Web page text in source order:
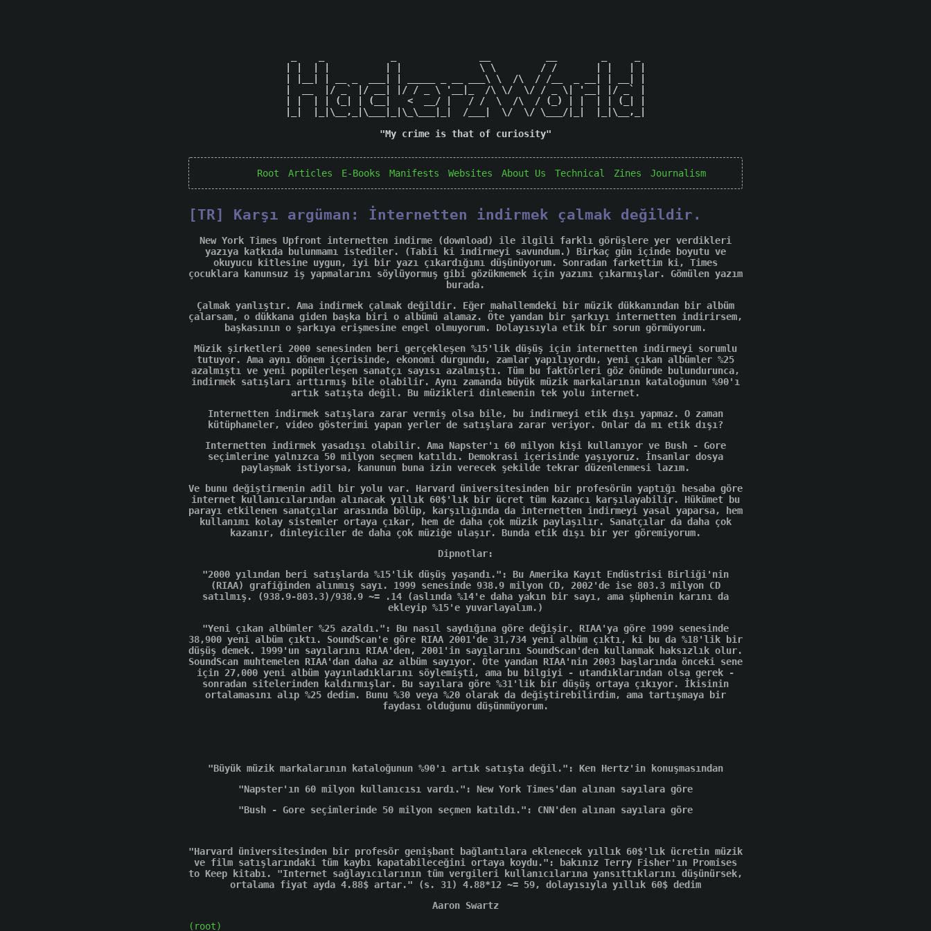
| |  | |          | |              \ \        / /       | |   | |
| |__| | __ _  ___| | _____ _ __ ___\ \  /\  / /__  _ __| | __| |
|  __  |/ _` |/ __| |/ / _ \ '__|_  /\ \/  \/ / _ \| '__| |/ _` |
| |  | | (_| | (__|   <  __/ |   / /  \  /\  / (_) | |  | | (_| |
|_|  |_|\__,_|\___|_|\_\___|_|  /___|  \/  \/ \___/|_|  |_|\__,_|
"My crime is that of curiosity"
Root Articles E-Books Manifests Websites About Us Technical Zines Journalism
[TR] Karşı argüman: İnternetten indirmek çalmak değildir.
New York Times Upfront internetten indirme (download) ile ilgili farklı görüşlere yer verdikleri
yazıya katkıda bulunmamı istediler. (Tabii ki indirmeyi savundum.) Birkaç gün içinde boyutu ve
okuyucu kitlesine uygun, iyi bir yazı çıkardığımı düşünüyorum. Sonradan farkettim ki, Times
çocuklara kanunsuz iş yapmalarını söylüyormuş gibi gözükmemek için yazımı çıkarmışlar. Gömülen yazım
burada.
Çalmak yanlıştır. Ama indirmek çalmak değildir. Eğer mahallemdeki bir müzik dükkanından bir albüm
çalarsam, o dükkana giden başka biri o albümü alamaz. Öte yandan bir şarkıyı internetten indirirsem,
başkasının o şarkıya erişmesine engel olmuyorum. Dolayısıyla etik bir sorun görmüyorum.
Müzik şirketleri 2000 senesinden beri gerçekleşen %15'lik düşüş için internetten indirmeyi sorumlu
tutuyor. Ama aynı dönem içerisinde, ekonomi durgundu, zamlar yapılıyordu, yeni çıkan albümler %25
azalmıştı ve yeni popülerleşen sanatçı sayısı azalmıştı. Tüm bu faktörleri göz önünde bulundurunca,
indirmek satışları arttırmış bile olabilir. Aynı zamanda büyük müzik markalarının kataloğunun %90'ı
artık satışta değil. Bu müzikleri dinlemenin tek yolu internet.
Internetten indirmek satışlara zarar vermiş olsa bile, bu indirmeyi etik dışı yapmaz. O zaman
kütüphaneler, video gösterimi yapan yerler de satışlara zarar veriyor. Onlar da mı etik dışı?
Internetten indirmek yasadışı olabilir. Ama Napster'ı 60 milyon kişi kullanıyor ve Bush - Gore
seçimlerine yalnızca 50 milyon seçmen katıldı. Demokrasi içerisinde yaşıyoruz. İnsanlar dosya
paylaşmak istiyorsa, kanunun buna izin verecek şekilde tekrar düzenlenmesi lazım.
Ve bunu değiştirmenin adil bir yolu var. Harvard üniversitesinden bir profesörün yaptığı hesaba göre
internet kullanıcılarından alınacak yıllık 60$'lık bir ücret tüm kazancı karşılayabilir. Hükümet bu
parayı etkilenen sanatçılar arasında bölüp, karşılığında da internetten indirmeyi yasal yaparsa, hem
kullanımı kolay sistemler ortaya çıkar, hem de daha çok müzik paylaşılır. Sanatçılar da daha çok
kazanır, dinleyiciler de daha çok müziğe ulaşır. Bunda etik dışı bir yer göremiyorum.
Dipnotlar:
"2000 yılından beri satışlarda %15'lik düşüş yaşandı.": Bu Amerika Kayıt Endüstrisi Birliği'nin
(RIAA) grafiğinden alınmış sayı. 1999 senesinde 938.9 milyon CD, 2002'de ise 803.3 milyon CD
satılmış. (938.9-803.3)/938.9 ~= .14 (aslında %14'e daha yakın bir sayı, ama şüphenin karını da
ekleyip %15'e yuvarlayalım.)
"Yeni çıkan albümler %25 azaldı.": Bu nasıl saydığına göre değişir. RIAA'ya göre 1999 senesinde
38,900 yeni albüm çıktı. SoundScan'e göre RIAA 2001'de 31,734 yeni albüm çıktı, ki bu da %18'lik bir
düşüş demek. 1999'un sayılarını RIAA'den, 2001'in sayılarını SoundScan'den kullanmak haksızlık olur.
SoundScan muhtemelen RIAA'dan daha az albüm sayıyor. Öte yandan RIAA'nin 2003 başlarında önceki sene
için 27,000 yeni albüm yayınladıklarını söylemişti, ama bu bilgiyi - utandıklarından olsa gerek -
sonradan sitelerinden kaldırmışlar. Bu sayılara göre %31'lik bir düşüş ortaya çıkıyor. İkisinin
ortalamasını alıp %25 dedim. Bunu %30 veya %20 olarak da değiştirebilirdim, ama tartışmaya bir
faydası olduğunu düşünmüyorum.
"Büyük müzik markalarının kataloğunun %90'ı artık satışta değil.": Ken Hertz'in konuşmasından
"Napster'ın 60 milyon kullanıcısı vardı.": New York Times'dan alınan sayılara göre
"Bush - Gore seçimlerinde 50 milyon seçmen katıldı.": CNN'den alınan sayılara göre
"Harvard üniversitesinden bir profesör genişbant bağlantılara eklenecek yıllık 60$'lık ücretin müzik
ve film satışlarındaki tüm kaybı kapatabileceğini ortaya koydu.": bakınız Terry Fisher'ın Promises
to Keep kitabı. "Internet sağlayıcılarının tüm vergileri kullanıcılarına yansıttıklarını düşünürsek,
ortalama fiyat ayda 4.88$ artar." (s. 31) 4.88*12 ~= 59, dolayısıyla yıllık 60$ dedim
Aaron Swartz
(root)